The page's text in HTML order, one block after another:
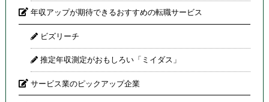
年収アップが期待できるおすすめの転職サービス
ビズリーチ
推定年収測定がおもしろい「ミイダス」
サービス業のピックアップ企業